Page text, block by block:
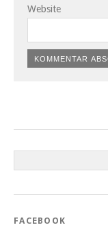
Website
FACEBOOK